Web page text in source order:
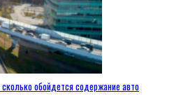
обойдется содержание авто